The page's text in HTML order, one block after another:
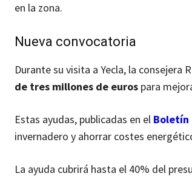
en la zona.
Nueva convocatoria
Durante su visita a Yecla, la consejera
de tres millones de euros para
Estas ayudas, publicadas en el Boletín
invernadero y ahorrar costes
La ayuda cubrirá hasta el 40% del